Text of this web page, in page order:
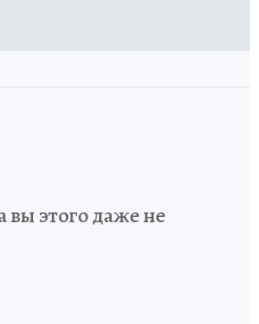
вы этого даже не